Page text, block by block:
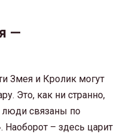
—
Змея и Кролик могут
Это, как ни странно,
люди связаны по
– здесь царит